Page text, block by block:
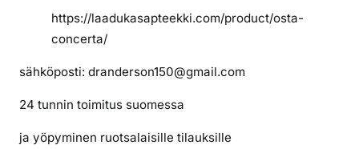
https://laadukasapteekki.com/product/osta-
concerta/
sähköposti: dranderson150@gmail.com
24 tunnin toimitus suomessa
ja yöpyminen ruotsalaisille tilauksille